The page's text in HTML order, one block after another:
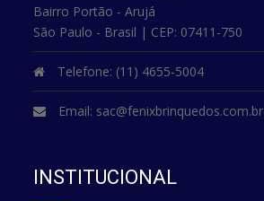
Bairro Portão - Arujá
São Paulo - Brasil | CEP: 07411-750
Telefone: (11) 4655-5004
Email: sac@fenixbrinquedos.com.br
INSTITUCIONAL